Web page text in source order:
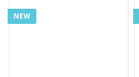
NEW